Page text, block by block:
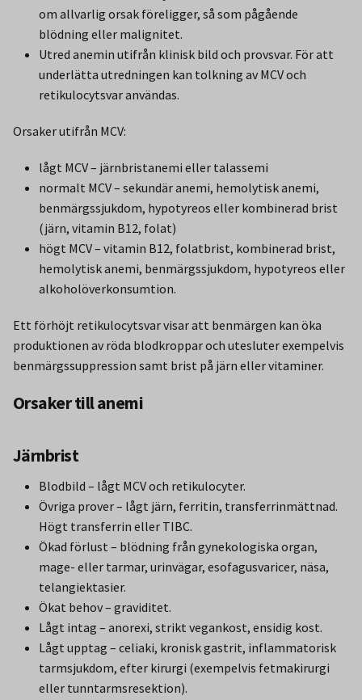
om allvarlig orsak föreligger, så som pågående
blödning eller malignitet.
Utred anemin utifrån klinisk bild och provsvar. För att
underlätta utredningen kan tolkning av MCV och
retikulocytsvar användas.
Orsaker utifrån MCV:
lågt MCV – järnbristanemi eller talassemi
normalt MCV – sekundär anemi, hemolytisk anemi,
benmärgssjukdom, hypotyreos eller kombinerad brist
(järn, vitamin B12, folat)
högt MCV – vitamin B12, folatbrist, kombinerad brist,
hemolytisk anemi, benmärgssjukdom, hypotyreos eller
alkoholöverkonsumtion.
Ett förhöjt retikulocytsvar visar att benmärgen kan öka
produktionen av röda blodkroppar och utesluter exempelvis
benmärgssuppression samt brist på järn eller vitaminer.
Orsaker till anemi
Järnbrist
Blodbild – lågt MCV och retikulocyter.
Övriga prover – lågt järn, ferritin, transferrinmättnad.
Högt transferrin eller TIBC.
Ökad förlust – blödning från gynekologiska organ,
mage- eller tarmar, urinvägar, esofagusvaricer, näsa,
telangiektasier.
Ökat behov – graviditet.
Lågt intag – anorexi, strikt vegankost, ensidig kost.
Lågt upptag – celiaki, kronisk gastrit, inflammatorisk
tarmsjukdom, efter kirurgi (exempelvis fetmakirurgi
eller tunntarmsresektion).